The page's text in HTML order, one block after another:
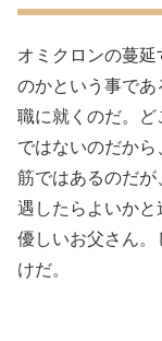
オミクロンの蔓
のかという事で
職に就くのだ。
ではないのだか
筋ではあるのだ
遇したらよいか
優しいお父さん
けだ。